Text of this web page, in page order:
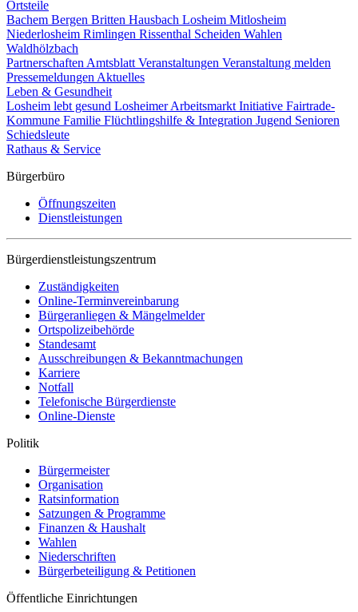
Ortsteile
Bachem Bergen Britten Hausbach Losheim Mitlosheim
Niederlosheim Rimlingen Rissenthal Scheiden Wahlen
Waldhölzbach
Partnerschaften Amtsblatt Veranstaltungen Veranstaltung melden
Pressemeldungen Aktuelles
Leben & Gesundheit
Losheim lebt gesund Losheimer Arbeitsmarkt Initiative Fairtrade-
Kommune Familie Flüchtlingshilfe & Integration Jugend Senioren
Schiedsleute
Rathaus & Service
Bürgerbüro
Öffnungszeiten
Dienstleistungen
Bürgerdienstleistungszentrum
Zuständigkeiten
Online-Terminvereinbarung
Bürgeranliegen & Mängelmelder
Ortspolizeibehörde
Standesamt
Ausschreibungen & Bekanntmachungen
Karriere
Notfall
Telefonische Bürgerdienste
Online-Dienste
Politik
Bürgermeister
Organisation
Ratsinformation
Satzungen & Programme
Finanzen & Haushalt
Wahlen
Niederschriften
Bürgerbeteiligung & Petitionen
Öffentliche Einrichtungen